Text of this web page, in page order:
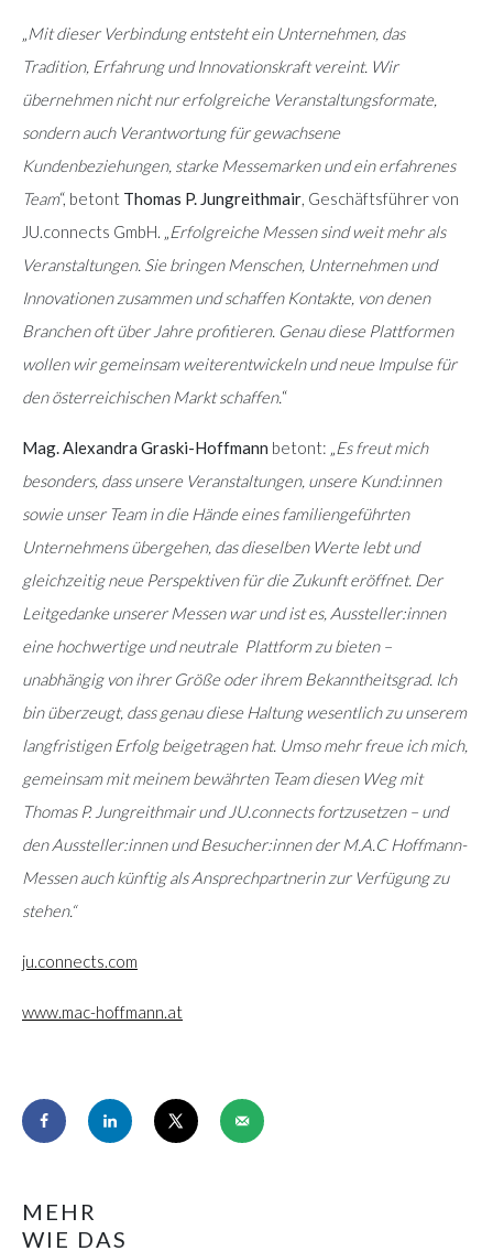
„Mit dieser Verbindung entsteht ein Unternehmen, das
Tradition, Erfahrung und Innovationskraft vereint. Wir
übernehmen nicht nur erfolgreiche Veranstaltungsformate,
sondern auch Verantwortung für gewachsene
Kundenbeziehungen, starke Messemarken und ein erfahrenes
Team“, betont Thomas P. Jungreithmair, Geschäftsführer von
JU.connects GmbH. „Erfolgreiche Messen sind weit mehr als
Veranstaltungen. Sie bringen Menschen, Unternehmen und
Innovationen zusammen und schaffen Kontakte, von denen
Branchen oft über Jahre profitieren. Genau diese Plattformen
wollen wir gemeinsam weiterentwickeln und neue Impulse für
den österreichischen Markt schaffen.“
Mag. Alexandra Graski-Hoffmann betont: „Es freut mich
besonders, dass unsere Veranstaltungen, unsere Kund:innen
sowie unser Team in die Hände eines familiengeführten
Unternehmens übergehen, das dieselben Werte lebt und
gleichzeitig neue Perspektiven für die Zukunft eröffnet. Der
Leitgedanke unserer Messen war und ist es, Aussteller:innen
eine hochwertige und neutrale Plattform zu bieten –
unabhängig von ihrer Größe oder ihrem Bekanntheitsgrad. Ich
bin überzeugt, dass genau diese Haltung wesentlich zu unserem
langfristigen Erfolg beigetragen hat. Umso mehr freue ich mich,
gemeinsam mit meinem bewährten Team diesen Weg mit
Thomas P. Jungreithmair und JU.connects fortzusetzen – und
den Aussteller:innen und Besucher:innen der M.A.C Hoffmann-
Messen auch künftig als Ansprechpartnerin zur Verfügung zu
stehen.“
ju.connects.com
www.mac-hoffmann.at
MEHR
WIE DAS